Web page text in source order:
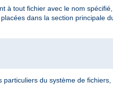
à tout fichier avec le nom
dans la section principale
du système de fichiers,